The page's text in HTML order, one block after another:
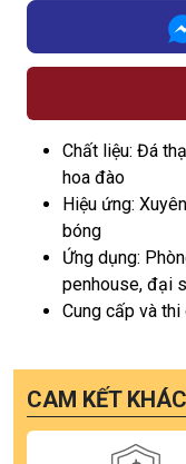
Chất liệu: Đá
hoa đào
Hiệu ứng:
bóng
Ứng dụng:
penhouse, đại
Cung cấp và
CAM KẾT